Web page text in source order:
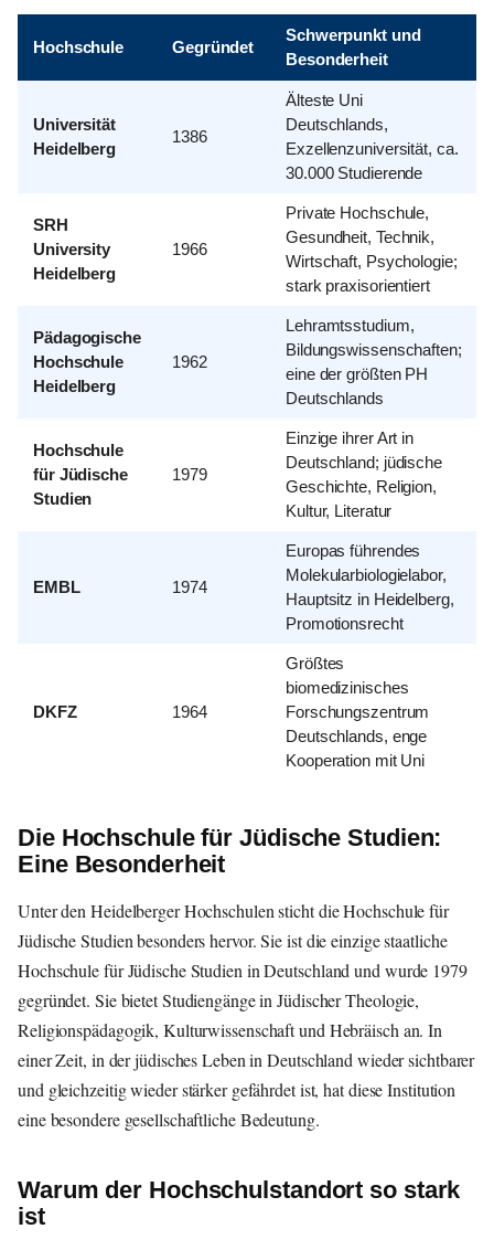
Hochschule Gegründet
Schwerpunkt und
Besonderheit
Universität
Heidelberg
1386
Älteste Uni
Deutschlands,
Exzellenzuniversität, ca.
30.000 Studierende
SRH
University
Heidelberg
1966
Private Hochschule,
Gesundheit, Technik,
Wirtschaft, Psychologie;
stark praxisorientiert
Pädagogische
Hochschule
Heidelberg
1962
Lehramtsstudium,
Bildungswissenschaften;
eine der größten PH
Deutschlands
Hochschule
für Jüdische
Studien
1979
Einzige ihrer Art in
Deutschland; jüdische
Geschichte, Religion,
Kultur, Literatur
EMBL 1974
Europas führendes
Molekularbiologielabor,
Hauptsitz in Heidelberg,
Promotionsrecht
DKFZ 1964
Größtes
biomedizinisches
Forschungszentrum
Deutschlands, enge
Kooperation mit Uni
Die Hochschule für Jüdische Studien:
Eine Besonderheit
Unter den Heidelberger Hochschulen sticht die Hochschule für
Jüdische Studien besonders hervor. Sie ist die einzige staatliche
Hochschule für Jüdische Studien in Deutschland und wurde 1979
gegründet. Sie bietet Studiengänge in Jüdischer Theologie,
Religionspädagogik, Kulturwissenschaft und Hebräisch an. In
einer Zeit, in der jüdisches Leben in Deutschland wieder sichtbarer
und gleichzeitig wieder stärker gefährdet ist, hat diese Institution
eine besondere gesellschaftliche Bedeutung.
Warum der Hochschulstandort so stark
ist